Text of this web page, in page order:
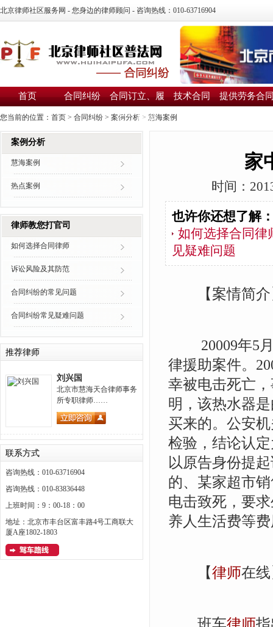
北京律师社区服务网 - 您身边的律师顾问 - 咨询热线：010-63716904
首页 合同纠纷 合同订立、履
行、解除
技术合同 提供劳务合
您当前的位置： 首页 > 合同纠纷 > 案例分析 > 慧海案例
家
时间：
也许你还想了解
如何选择合同律
见疑难问题
【案情简介
20009年5月
律援助案件。
幸被电击死亡
明，该热水器
买来的。公安
检验，结论认
以原告身份提
的、某家超市
电击致死，要
养人生活费等
【律师在
班车律师
案例分析
慧海案例
热点案例
律师教您打官司
如何选择合同律师
诉讼风险及其防范
合同纠纷的常见问题
合同纠纷常见疑难问题
推荐律师
刘兴国
北京市慧海天合律师事务
所专职律师……
联系方式
咨询热线：010-63716904
咨询热线：010-83836448
上班时间：9：00-18：00
地址：北京市丰台区富丰路4号工商联大
厦A座1802-1803